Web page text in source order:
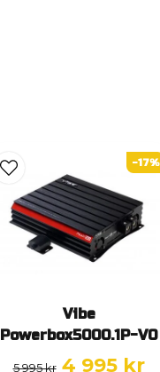
Vibe
Powerbox5000.1P-V0
5 995 kr 4 995 kr
-17%